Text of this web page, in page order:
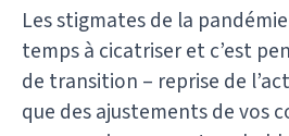
Les stigmates de la
temps à cicatriser et c’est
de transition – reprise de
que des ajustements de vos